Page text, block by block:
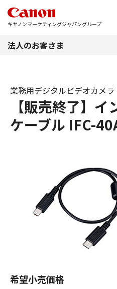
キヤノンマーケティングジャパングループ
法人のお客さま
【販売終了】
ケーブル IFC-
業務用デジタルビデオカメラ
希望小売価格